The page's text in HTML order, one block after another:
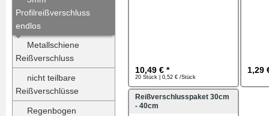
Profilreißverschluss
endlos
Metallschiene
Reißverschluss
nicht teilbare
Reißverschlüsse
Regenbogen
10,49 € *
20 Stück | 0,52 € /Stück
1,29
Reißverschlusspaket 30cm
- 40cm